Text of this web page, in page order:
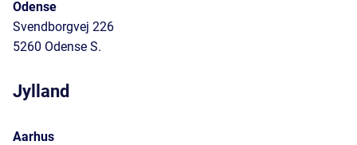
Odense
Svendborgvej 226
5260 Odense S.
Jylland
Aarhus